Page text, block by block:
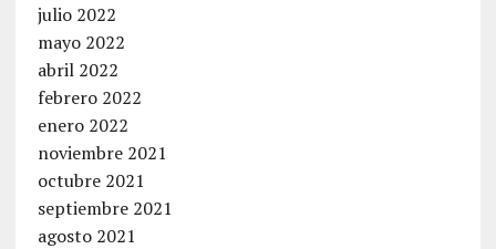
julio 2022
mayo 2022
abril 2022
febrero 2022
enero 2022
noviembre 2021
octubre 2021
septiembre 2021
agosto 2021